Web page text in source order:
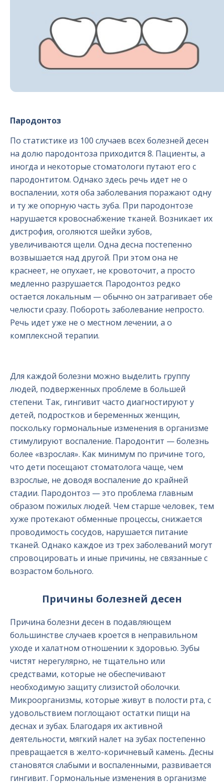
Пародонтоз
По статистике из 100 случаев всех болезней десен
на долю пародонтоза приходится 8. Пациенты, а
иногда и некоторые стоматологи путают его с
пародонтитом. Однако здесь речь идет не о
воспалении, хотя оба заболевания поражают одну
и ту же опорную часть зуба. При пародонтозе
нарушается кровоснабжение тканей. Возникает их
дистрофия, оголяются шейки зубов,
увеличиваются щели. Одна десна постепенно
возвышается над другой. При этом она не
краснеет, не опухает, не кровоточит, а просто
медленно разрушается. Пародонтоз редко
остается локальным — обычно он затрагивает обе
челюсти сразу. Побороть заболевание непросто.
Речь идет уже не о местном лечении, а о
комплексной терапии.
Для каждой болезни можно выделить группу
людей, подверженных проблеме в большей
степени. Так, гингивит часто диагностируют у
детей, подростков и беременных женщин,
поскольку гормональные изменения в организме
стимулируют воспаление. Пародонтит — болезнь
более «взрослая». Как минимум по причине того,
что дети посещают стоматолога чаще, чем
взрослые, не доводя воспаление до крайней
стадии. Пародонтоз — это проблема главным
образом пожилых людей. Чем старше человек, тем
хуже протекают обменные процессы, снижается
проводимость сосудов, нарушается питание
тканей. Однако каждое из трех заболеваний могут
спровоцировать и иные причины, не связанные с
возрастом больного.
Причины болезней десен
Причина болезни десен в подавляющем
большинстве случаев кроется в неправильном
уходе и халатном отношении к здоровью. Зубы
чистят нерегулярно, не тщательно или
средствами, которые не обеспечивают
необходимую защиту слизистой оболочки.
Микроорганизмы, которые живут в полости рта, с
удовольствием поглощают остатки пищи на
деснах и зубах. Благодаря их активной
деятельности, мягкий налет на зубах постепенно
превращается в желто-коричневый камень. Десны
становятся слабыми и воспаленными, развивается
гингивит. Гормональные изменения в организме